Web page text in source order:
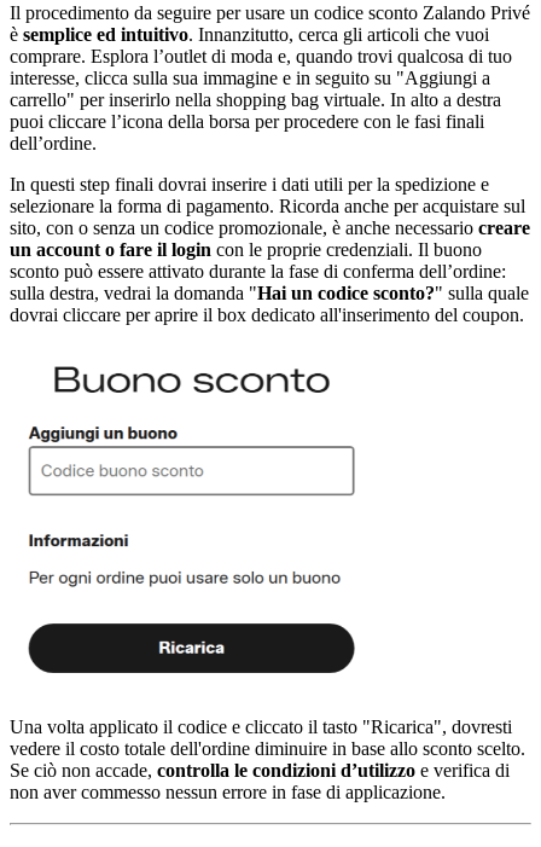
Il procedimento da seguire per usare un codice sconto Zalando Privé
è semplice ed intuitivo. Innanzitutto, cerca gli articoli che vuoi
comprare. Esplora l’outlet di moda e, quando trovi qualcosa di tuo
interesse, clicca sulla sua immagine e in seguito su "Aggiungi a
carrello" per inserirlo nella shopping bag virtuale. In alto a destra
puoi cliccare l’icona della borsa per procedere con le fasi finali
dell’ordine.
In questi step finali dovrai inserire i dati utili per la spedizione e
selezionare la forma di pagamento. Ricorda anche per acquistare sul
sito, con o senza un codice promozionale, è anche necessario creare
un account o fare il login con le proprie credenziali. Il buono
sconto può essere attivato durante la fase di conferma dell’ordine:
sulla destra, vedrai la domanda "Hai un codice sconto?" sulla quale
dovrai cliccare per aprire il box dedicato all'inserimento del coupon.
Una volta applicato il codice e cliccato il tasto "Ricarica", dovresti
vedere il costo totale dell'ordine diminuire in base allo sconto scelto.
Se ciò non accade, controlla le condizioni d’utilizzo e verifica di
non aver commesso nessun errore in fase di applicazione.